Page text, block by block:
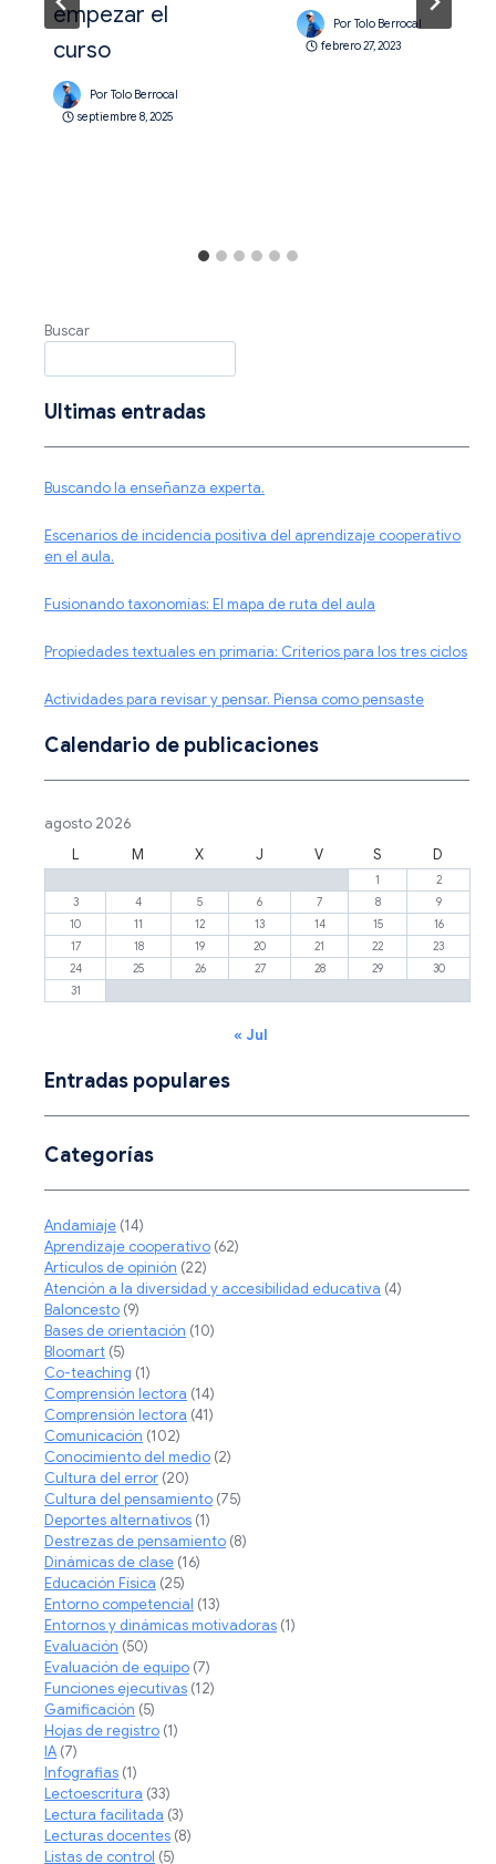
empezar el
curso
Por Tolo Berrocal
septiembre 8, 2025
Por Tolo Berrocal
febrero 27, 2023
Buscar
Ultimas entradas
Buscando la enseñanza experta.
Escenarios de incidencia positiva del aprendizaje cooperativo
en el aula.
Fusionando taxonomías: El mapa de ruta del aula
Propiedades textuales en primaria: Criterios para los tres ciclos
Actividades para revisar y pensar. Piensa como pensaste
Calendario de publicaciones
agosto 2026
L
M X J V S D
1
2
3
4 5 6 7 8
9
10
11 12 13 14 15
16
17
18 19 20 21 22
23
24
25 26 27 28 29
30
31
« Jul
Entradas populares
Categorías
Andamiaje (14)
Aprendizaje cooperativo (62)
Artículos de opinión (22)
Atención a la diversidad y accesibilidad educativa (4)
Baloncesto (9)
Bases de orientación (10)
Bloomart (5)
Co-teaching (1)
Comprensión lectora (14)
Comprensión lectora (41)
Comunicación (102)
Conocimiento del medio (2)
Cultura del error (20)
Cultura del pensamiento (75)
Deportes alternativos (1)
Destrezas de pensamiento (8)
Dinámicas de clase (16)
Educación Física (25)
Entorno competencial (13)
Entornos y dinámicas motivadoras (1)
Evaluación (50)
Evaluación de equipo (7)
Funciones ejecutivas (12)
Gamificación (5)
Hojas de registro (1)
IA (7)
Infografias (1)
Lectoescritura (33)
Lectura facilitada (3)
Lecturas docentes (8)
Listas de control (5)